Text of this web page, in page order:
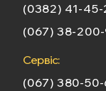
(0382) 41-45-
(067) 38-
Сервіс:
(067) 380-